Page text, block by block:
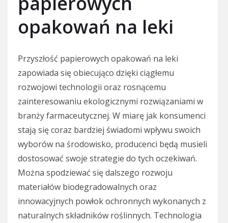
opakowań na leki
Przyszłość papierowych opakowań na leki
zapowiada się obiecująco dzięki ciągłemu
rozwojowi technologii oraz rosnącemu
zainteresowaniu ekologicznymi rozwiązaniami w
branży farmaceutycznej. W miarę jak konsumenci
stają się coraz bardziej świadomi wpływu swoich
wyborów na środowisko, producenci będą musieli
dostosować swoje strategie do tych oczekiwań.
Można spodziewać się dalszego rozwoju
materiałów biodegradowalnych oraz
innowacyjnych powłok ochronnych wykonanych z
naturalnych składników roślinnych. Technologia